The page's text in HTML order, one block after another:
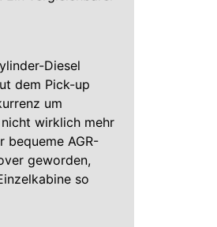
Diesel
dem Pick-up
um
wirklich mehr
bequeme AGR-
geworden,
so